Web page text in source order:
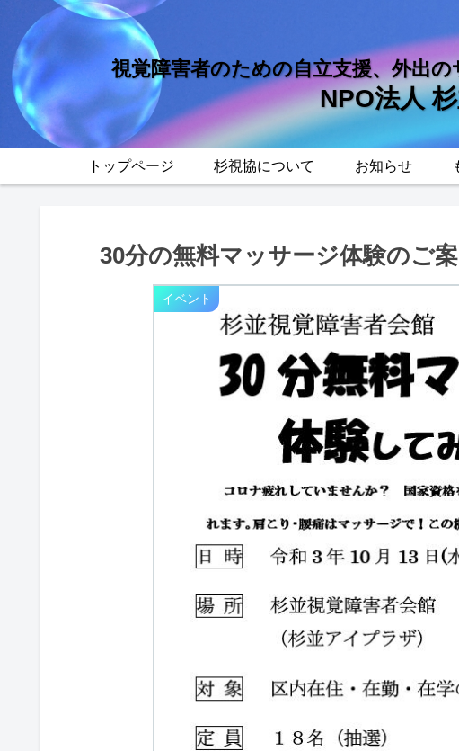
視覚障害者のための自立支援、外出
NPO法人
トップページ 杉視協について お知らせ
30分の無料マッサージ体験のご
イベント